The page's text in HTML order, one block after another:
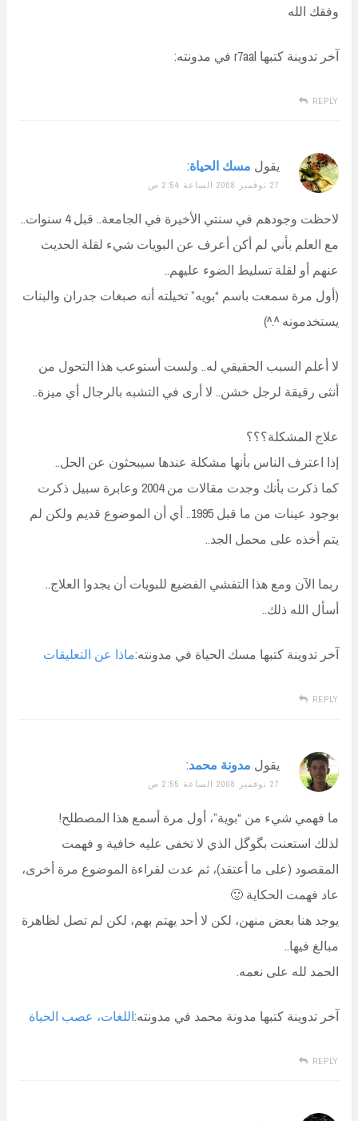
وفقك الله
آخر تدوينة كتبها r7aal في مدونته:
REPLY
يقول مسك الحياة:
27 نوفمبر 2008 الساعة 2:54 ص
لاحظت وجودهم في سنتي الأخيرة في الجامعة.. قبل 4 سنوات..
مع العلم بأني لم أكن أعرف عن البويات شيء لقلة الحديث
عنهم أو لقلة تسليط الضوء عليهم..
(أول مرة سمعت باسم “بويه” تخيلته أنه صبغات جدران والبنات
يستخدمونه ^.^)
لا أعلم السبب الحقيقي له.. ولست أستوعب هذا التحول من
أنثى رقيقة لرجل خشن.. لا أرى في التشبه بالرجال أي ميزة..
علاج المشكلة؟؟؟
إذا اعترف الناس بأنها مشكلة عندها سيبحثون عن الحل..
كما ذكرت بأنك وجدت مقالات من 2004 وعابرة سبيل ذكرت
بوجود عينات من ما قبل 1995.. أي أن الموضوع قديم ولكن لم
يتم أخذه على محمل الجد..
ربما الآن ومع هذا التفشي الفضيع للبويات أن يجدوا العلاج..
أسأل الله ذلك..
آخر تدوينة كتبها مسك الحياة في مدونته:ماذا عن التعليقات
REPLY
يقول مدونة محمد:
27 نوفمبر 2008 الساعة 2:55 ص
ما فهمي شيء من “بوية”، أول مرة أسمع هذا المصطلح!
لذلك استعنت بگوگل الذي لا تخفى عليه خافية و فهمت
المقصود (على ما أعتقد)، ثم عدت لقراءة الموضوع مرة أخرى،
عاد فهمت الحكاية 🙂
يوجد هنا بعض منهن، لكن لا أحد يهتم بهم، لكن لم تصل لظاهرة
مبالغ فيها..
الحمد لله على نعمه.
آخر تدوينة كتبها مدونة محمد في مدونته:اللغات، عصب الحياة
REPLY